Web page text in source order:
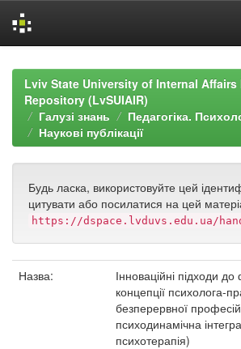
navigationLviv State University of Internal
Repository (LvSUIAIR)
Галузі знань
Педагогіка.
Наукові публікації
Будь ласка, використовуйте цей
цитувати або посилатися на цей
https://dspace.lvduvs.edu.ua/
Назва:
Інноваційні підходи
концепції психолога-
безперервної
психодинамічна
психотерапія)